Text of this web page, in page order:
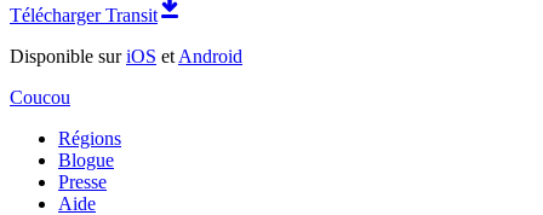
Télécharger Transit
Disponible suriOS et Android
Coucou
Régions
Blogue
Presse
Aide